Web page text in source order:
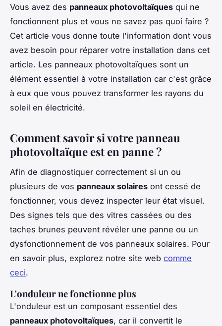
Vous avez des panneaux photovoltaïques qui ne
fonctionnent plus et vous ne savez pas quoi faire ?
Cet article vous donne toute l'information dont vous
avez besoin pour réparer votre installation dans cet
article. Les panneaux photovoltaïques sont un
élément essentiel à votre installation car c'est grâce
à eux que vous pouvez transformer les rayons du
soleil en électricité.
Comment savoir si votre panneau
photovoltaïque est en panne ?
Afin de diagnostiquer correctement si un ou
plusieurs de vos panneaux solaires ont cessé de
fonctionner, vous devez inspecter leur état visuel.
Des signes tels que des vitres cassées ou des
taches brunes peuvent révéler une panne ou un
dysfonctionnement de vos panneaux solaires. Pour
en savoir plus, explorez notre site web comme
ceci.
L'onduleur ne fonctionne plus
L'onduleur est un composant essentiel des
panneaux photovoltaïques, car il convertit le